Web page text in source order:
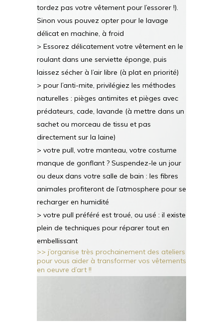
tordez pas votre vêtement pour l’essorer !).
Sinon vous pouvez opter pour le lavage
délicat en machine, à froid
> Essorez délicatement votre vêtement en le
roulant dans une serviette éponge, puis
laissez sécher à l’air libre (à plat en priorité)
> pour l’anti-mite, privilégiez les méthodes
naturelles : pièges antimites et pièges avec
prédateurs, cade, lavande (à mettre dans un
sachet ou morceau de tissu et pas
directement sur la laine)
> votre pull, votre manteau, votre costume
manque de gonflant ? Suspendez-le un jour
ou deux dans votre salle de bain : les fibres
animales profiteront de l’atmosphere pour se
recharger en humidité
> votre pull préféré est troué, ou usé : il existe
plein de techniques pour réparer tout en
embellissant
>> j’organise très prochainement des ateliers
pour vous aider à transformer vos vêtements
en oeuvre d’art !!